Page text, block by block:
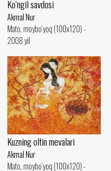
Ko‘ngil savdosi
Akmal Nur
Mato, moybo‘yoq (100x120) -
2008 yil
Kuzning oltin mevalari
Akmal Nur
Mato, moybo‘yoq (100x120) -